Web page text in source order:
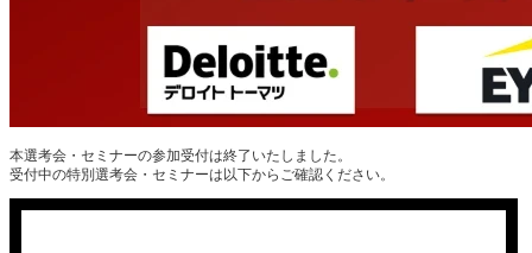
本選考会・セミナーの参加受付は終了いたしました。
受付中の特別選考会・セミナーは以下からご確認ください。